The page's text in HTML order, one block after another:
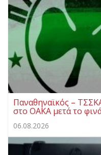
Παναθηναϊκός –
στο ΟΑΚΑ μετά το
06.08.2026